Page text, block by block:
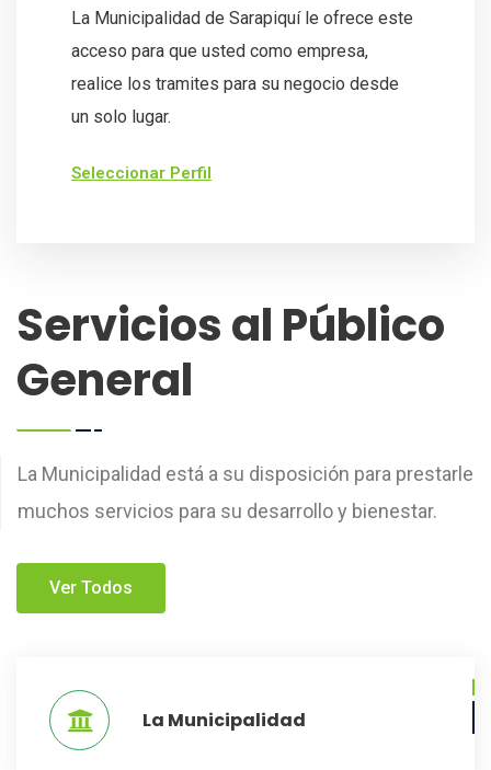
La Municipalidad de Sarapiquí le ofrece este
acceso para que usted como empresa,
realice los tramites para su negocio desde
un solo lugar.
Seleccionar Perfil
Servicios al Público
General
La Municipalidad está a su disposición para prestarle
muchos servicios para su desarrollo y bienestar.
Ver Todos
La Municipalidad